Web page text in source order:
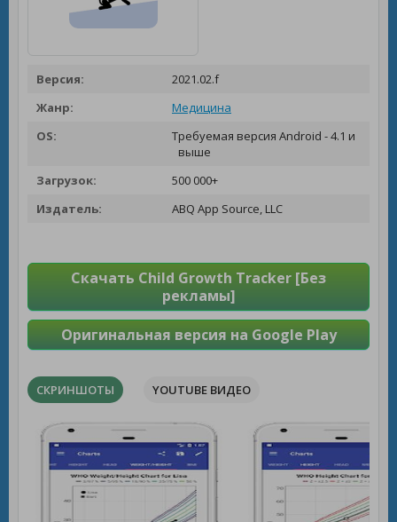
Версия:
2021.02.f
Жанр:
Медицина
OS:
Требуемая версия Android - 4.1 и
выше
Загрузок:
500 000+
Издатель:
ABQ App Source, LLC
Скачать Child Growth Tracker [Без
рекламы]
Оригинальная версия на Google Play
СКРИНШОТЫ YOUTUBE ВИДЕО